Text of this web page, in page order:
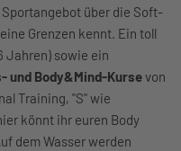
Sportangebot über die Soft-
Grenzen kennt. Ein toll
Jahren) sowie ein
und Body&Mind-Kursevon
Training, "S" wie
könnt ihr euren Body
dem Wasser werden